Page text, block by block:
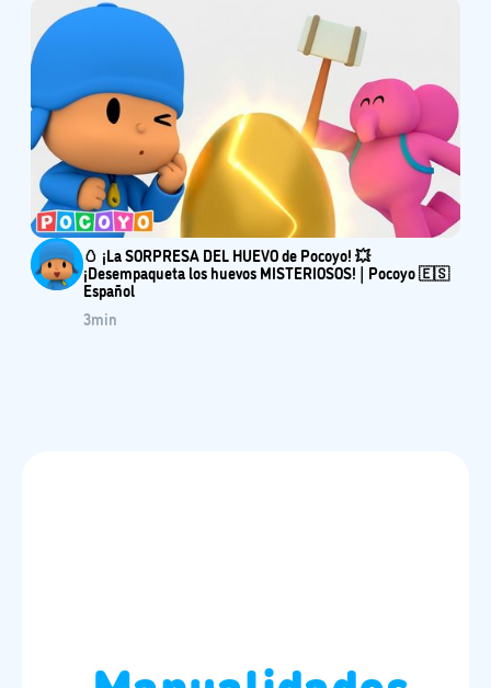
🥚 ¡La SORPRESA DEL HUEVO de Pocoyo! 💥
¡Desempaqueta los huevos MISTERIOSOS! | Pocoyo 🇪🇸
Español
3min